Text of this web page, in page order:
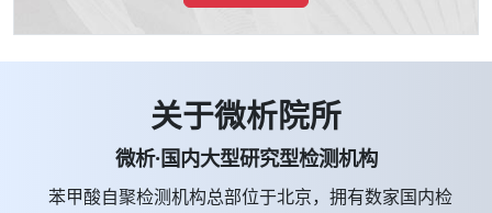
关于微析院所
微析·国内大型研究型检测机构
苯甲酸自聚检测机构总部位于北京，拥有数家国内检